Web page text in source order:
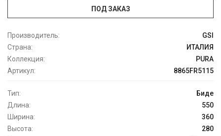
ПОД ЗАКАЗ
Производитель:
GSI
Страна:
ИТАЛИЯ
Коллекция:
PURA
Артикул:
8865FR5115
Тип:
Биде
Длина:
550
Ширина:
360
Высота:
280